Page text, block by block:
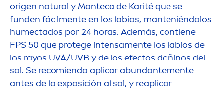
origen natural y Manteca de Karité que se
funden fácilmente en los labios, manteniéndolos
humectados por 24 horas. Además, contiene
FPS 50 que protege intensamente los labios de
los rayos UVA/UVB y de los efectos dañinos del
sol. Se recomienda aplicar abundantemente
antes de la exposición al sol, y reaplicar